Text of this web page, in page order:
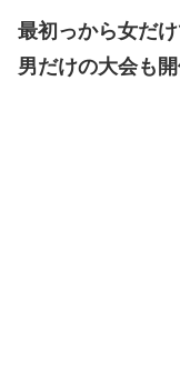
最初っから女だ
男だけの大会も